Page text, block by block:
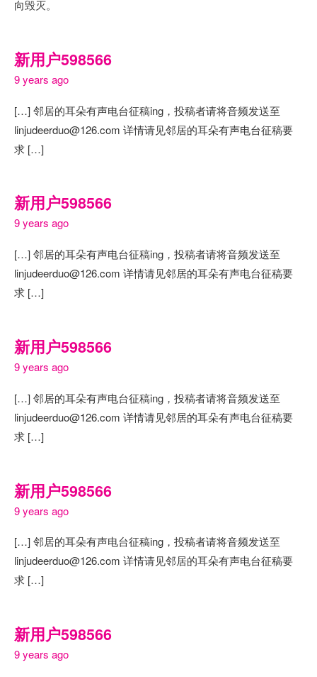
向毁灭。
新用户598566
9 years ago
[…] 邻居的耳朵有声电台征稿ing，投稿者请将音频发送至
linjudeerduo@126.com 详情请见邻居的耳朵有声电台征稿要
求 […]
新用户598566
9 years ago
[…] 邻居的耳朵有声电台征稿ing，投稿者请将音频发送至
linjudeerduo@126.com 详情请见邻居的耳朵有声电台征稿要
求 […]
新用户598566
9 years ago
[…] 邻居的耳朵有声电台征稿ing，投稿者请将音频发送至
linjudeerduo@126.com 详情请见邻居的耳朵有声电台征稿要
求 […]
新用户598566
9 years ago
[…] 邻居的耳朵有声电台征稿ing，投稿者请将音频发送至
linjudeerduo@126.com 详情请见邻居的耳朵有声电台征稿要
求 […]
新用户598566
9 years ago